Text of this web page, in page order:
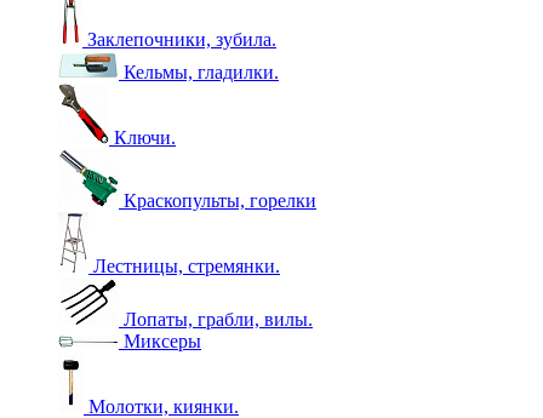
Заклепочники, зубила.
Кельмы, гладилки.
Ключи.
Краскопульты, горелки
Лестницы, стремянки.
Лопаты, грабли, вилы.
Миксеры
Молотки, киянки.